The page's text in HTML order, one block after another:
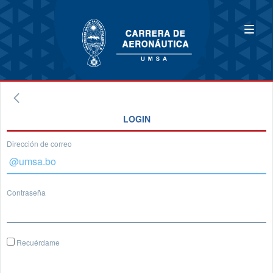
LOGIN
Dirección de correo
Contraseña
Recuérdame